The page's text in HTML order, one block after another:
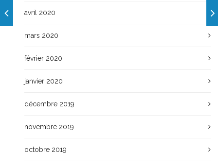
avril 2020
mars 2020
février 2020
janvier 2020
décembre 2019
novembre 2019
octobre 2019